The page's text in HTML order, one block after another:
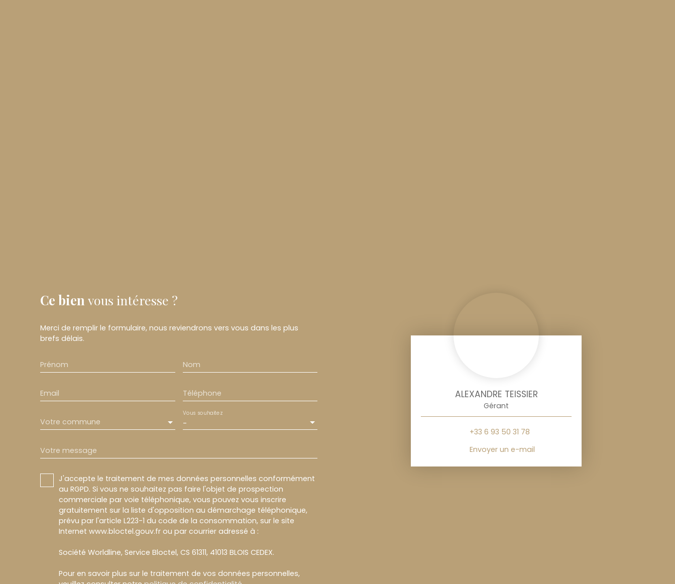
Ce bien vous intéresse ?
Merci de remplir le formulaire, nous reviendrons vers vous dans les plus
brefs délais.
Prénom Nom
Email Téléphone
Votre commune -
Vous souhaitez
Votre message
J'accepte le traitement de mes données personnelles conformément
au RGPD. Si vous ne souhaitez pas faire l'objet de prospection
commerciale par voie téléphonique, vous pouvez vous inscrire
gratuitement sur la liste d'opposition au démarchage téléphonique,
prévu par l'article L223-1 du code de la consommation, sur le site
Internet www.bloctel.gouv.fr ou par courrier adressé à :
Société Worldline, Service Bloctel, CS 61311, 41013 BLOIS CEDEX.
Pour en savoir plus sur le traitement de vos données personnelles,
ALEXANDRE TEISSIER
Gérant
+33 6 93 50 31 78
Envoyer un e-mail